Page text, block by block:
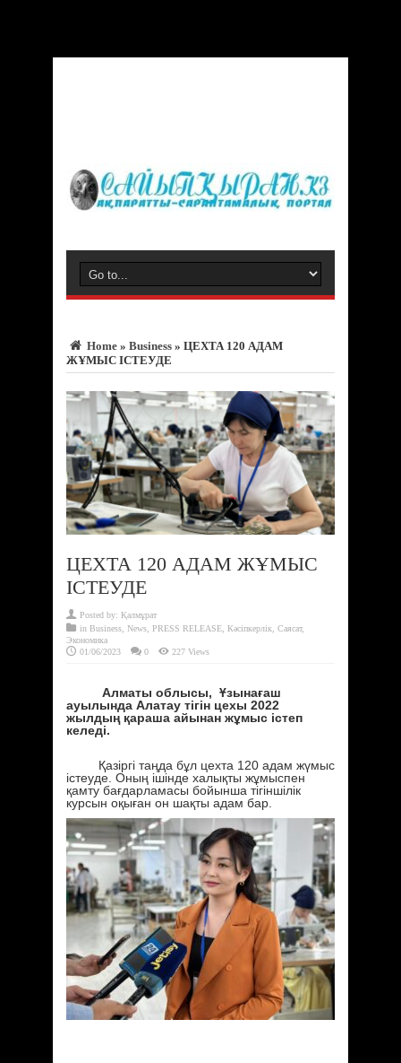
Home » Business » ЦЕХТА 120 АДАМ
ЖҰМЫС ІСТЕУДЕ
ЦЕХТА 120 АДАМ ЖҰМЫС
ІСТЕУДЕ
Posted by: Қалмұрат
in Business News PRESS RELEASE Кәсіпкерлік Саясат,
Экономика
01/06/2023
0 227 Views
Алматы облысы, Ұзынағаш
ауылында Алатау тігін цехы 2022
жылдың қараша айынан жұмыс істеп
келеді.
Қазіргі таңда бұл цехта 120 адам жүмыс
істеуде. Оның ішінде халықты жұмыспен
қамту бағдарламасы бойынша тігіншілік
курсын оқыған он шақты адам бар.